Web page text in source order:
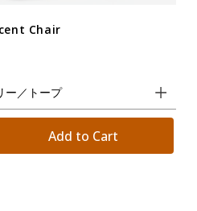
Chair
Add to Cart